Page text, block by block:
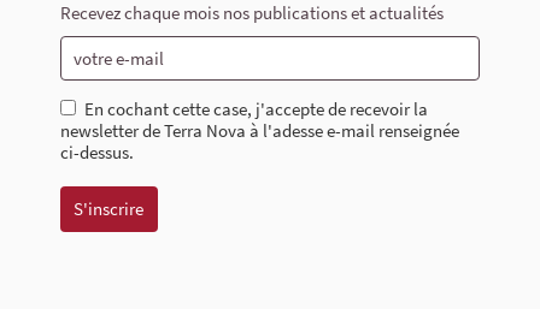
Recevez chaque mois nos publications et actualités
En cochant cette case, j'accepte de recevoir la
newsletter de Terra Nova à l'adesse e-mail renseignée
ci-dessus.